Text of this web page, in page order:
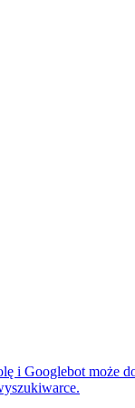
i Googlebot może